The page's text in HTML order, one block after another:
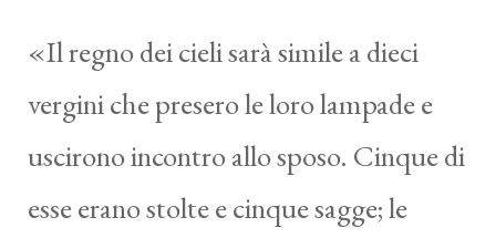
«Il regno dei cieli sarà simile a dieci
vergini che presero le loro lampade e
uscirono incontro allo sposo. Cinque di
esse erano stolte e cinque sagge; le